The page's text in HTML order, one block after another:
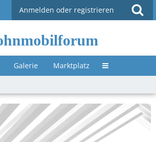
Anmelden oder registrieren
Galerie Marktplatz Untermenü »